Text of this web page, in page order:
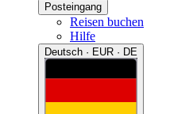
Posteingang
Reisen buchen
Hilfe
Deutsch · EUR · DE